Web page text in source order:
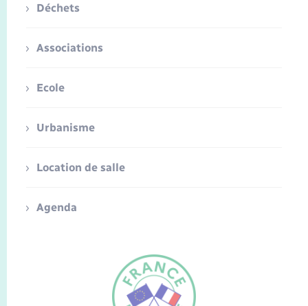
Déchets
Associations
Ecole
Urbanisme
Location de salle
Agenda